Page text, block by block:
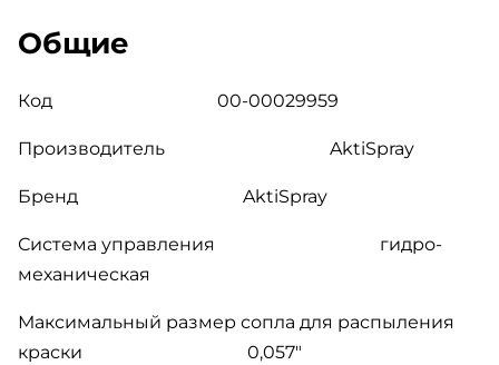
Общие
Код 00-00029959
Производитель AktiSpray
Бренд AktiSpray
Система управления
гидро-
механическая
Максимальный размер сопла для распыления
краски
0,057"